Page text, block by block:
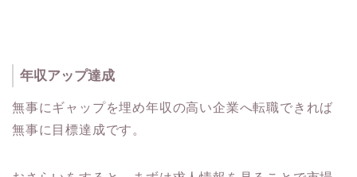
年収アップ達成
無事にギャップを埋め年収の高い企業へ転職できれば
無事に目標達成です。